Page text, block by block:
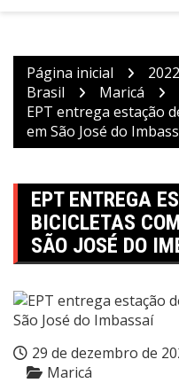
Página inicial 2022
Brasil
Maricá
EPT entrega estação
em São José do
EPT ENTREGA
BICICLETAS
SÃO JOSÉ DO
29 de dezembro de
Maricá